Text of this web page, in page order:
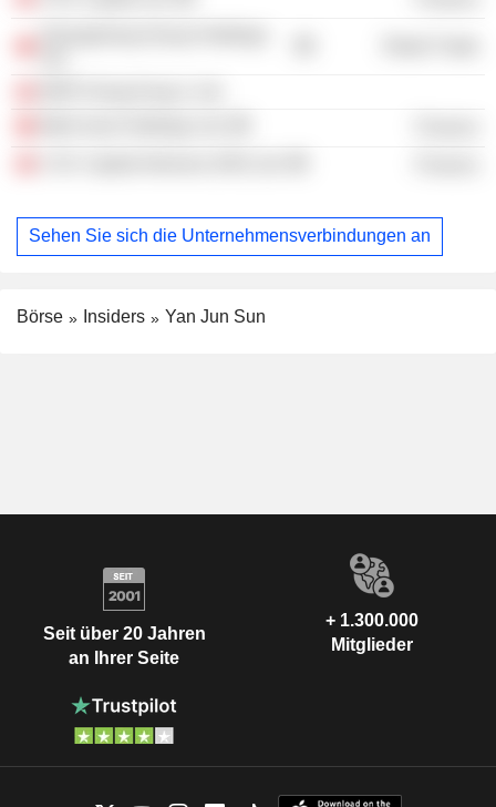
Sehen Sie sich die Unternehmensverbindungen an
Börse Insiders Yan Jun Sun
Seit über 20 Jahren
an Ihrer Seite
+ 1.300.000
Mitglieder